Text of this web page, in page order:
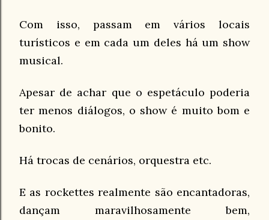
Com isso, passam em vários locais
turísticos e em cada um deles há um show
musical.
Apesar de achar que o espetáculo poderia
ter menos diálogos, o show é muito bom e
bonito.
Há trocas de cenários, orquestra etc.
E as rockettes realmente são encantadoras,
dançam maravilhosamente bem,